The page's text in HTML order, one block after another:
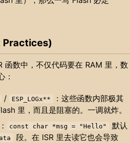
Practices)
函数中，不仅代码要在 RAM 里，数
：
/ ESP_LOGx**
：这些函数内部极其
里，而且是阻塞的。一调就炸。
： const char *msg = "Hello"
默认
段。在 ISR 里去读它也会导致